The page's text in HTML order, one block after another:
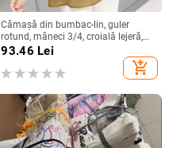
Cămașă din bumbac-lin, guler
rotund, mâneci 3/4, croială lejeră,
stil urban de relaxare
93.46 Lei
add_shopping_cart